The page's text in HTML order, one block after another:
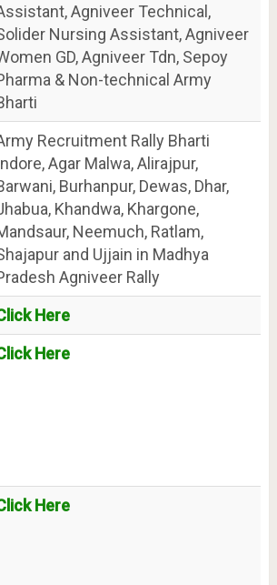
Agniveer Technical,
Nursing Assistant, Agniveer
GD, Agniveer Tdn, Sepoy
& Non-technical Army
Recruitment Rally Bharti
Agar Malwa, Alirajpur,
Burhanpur, Dewas, Dhar,
Khandwa, Khargone,
Neemuch, Ratlam,
and Ujjain in Madhya
Agniveer Rally
Here
Here
Here